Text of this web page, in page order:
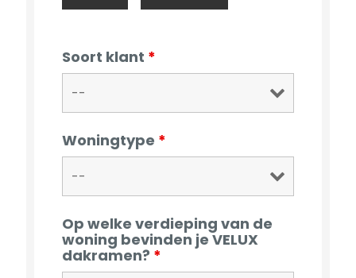
Soort klant *
Woningtype *
Op welke verdieping van de
woning bevinden je VELUX
dakramen? *